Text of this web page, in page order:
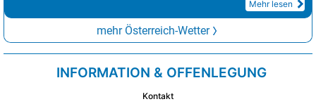
Mehr lesen
mehr Österreich-Wetter
INFORMATION & OFFENLEGUNG
Kontakt